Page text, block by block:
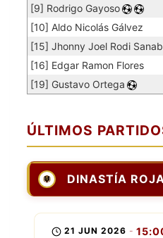
[9] Rodrigo Gayoso
[10] Aldo Nicolás Gálvez
[15] Jhonny Joel Rodi
[16] Edgar Ramon Flores
[19] Gustavo Ortega
ÚLTIMOS
DINASTÍA ROJA
21 JUN 2026 -